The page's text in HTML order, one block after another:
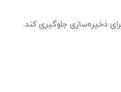
ذخیره‌سازی جلوگیری کند.